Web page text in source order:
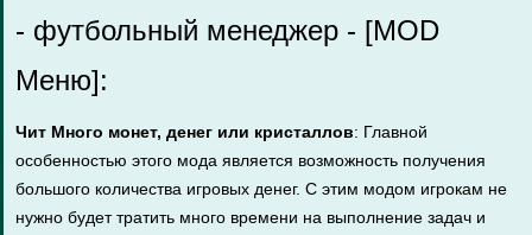
- футбольный менеджер - [MOD
Меню]:
Чит Много монет, денег или кристаллов: Главной
особенностью этого мода является возможность получения
большого количества игровых денег. С этим модом игрокам не
нужно будет тратить много времени на выполнение задач и